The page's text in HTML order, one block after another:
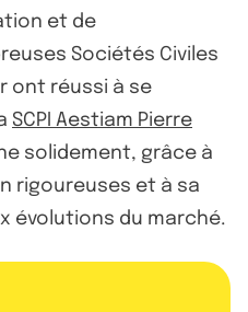
et de
Sociétés Civiles
ont réussi à se
SCPI Aestiam Pierre
solidement, grâce à
rigoureuses et à sa
évolutions du marché.